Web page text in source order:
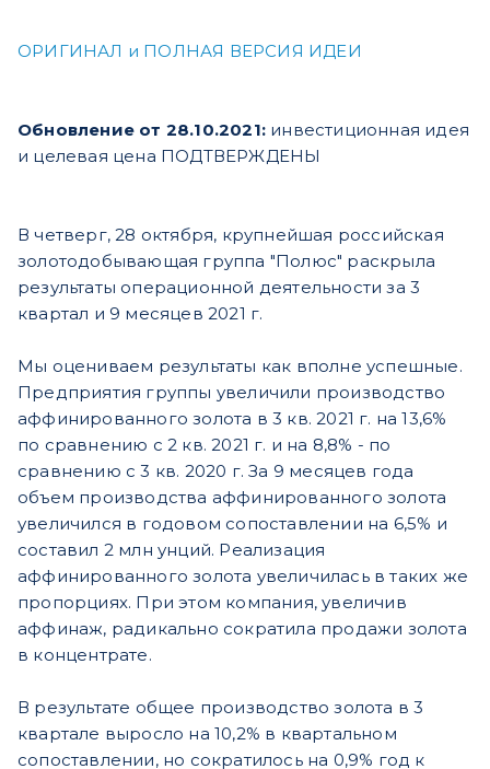
ОРИГИНАЛ и ПОЛНАЯ ВЕРСИЯ ИДЕИ
Обновление от 28.10.2021: инвестиционная идея
и целевая цена ПОДТВЕРЖДЕНЫ
В четверг, 28 октября, крупнейшая российская
золотодобывающая группа "Полюс" раскрыла
результаты операционной деятельности за 3
квартал и 9 месяцев 2021 г.
Мы оцениваем результаты как вполне успешные.
Предприятия группы увеличили производство
аффинированного золота в 3 кв. 2021 г. на 13,6%
по сравнению с 2 кв. 2021 г. и на 8,8% - по
сравнению с 3 кв. 2020 г. За 9 месяцев года
объем производства аффинированного золота
увеличился в годовом сопоставлении на 6,5% и
составил 2 млн унций. Реализация
аффинированного золота увеличилась в таких же
пропорциях. При этом компания, увеличив
аффинаж, радикально сократила продажи золота
в концентрате.
В результате общее производство золота в 3
квартале выросло на 10,2% в квартальном
сопоставлении, но сократилось на 0,9% год к